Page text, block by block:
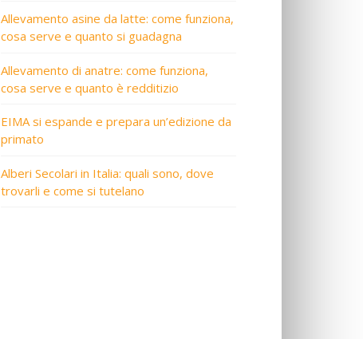
Allevamento asine da latte: come funziona,
cosa serve e quanto si guadagna
Allevamento di anatre: come funziona,
cosa serve e quanto è redditizio
EIMA si espande e prepara un’edizione da
primato
Alberi Secolari in Italia: quali sono, dove
trovarli e come si tutelano